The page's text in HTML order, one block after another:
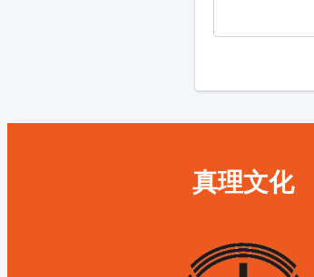
真理文化